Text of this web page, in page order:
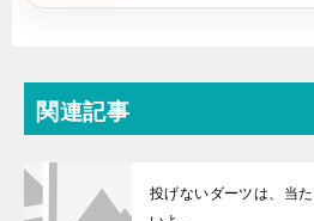
関連記事
投げないダーツは、当